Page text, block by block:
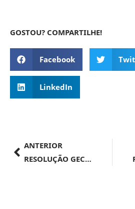
GOSTOU? COMPARTILHE!
Facebook
LinkedIn
ANTERIOR
RESOLUÇÃO GECEX Nº 629, DE 8 DE AGOSTO DE 2024